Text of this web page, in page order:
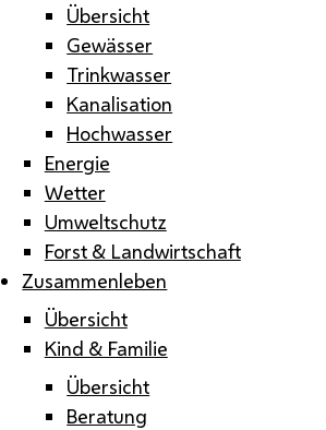
Übersicht
Gewässer
Trinkwasser
Kanalisation
Hochwasser
Energie
Wetter
Umweltschutz
Forst & Landwirtschaft
Zusammenleben
Übersicht
Kind & Familie
Übersicht
Beratung